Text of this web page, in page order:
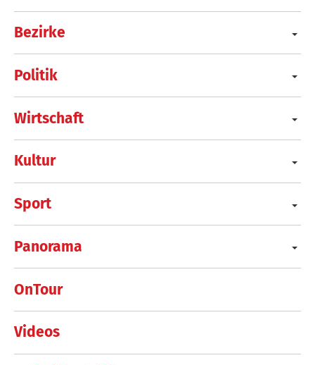
Bezirke
Politik
Wirtschaft
Kultur
Sport
Panorama
OnTour
Videos